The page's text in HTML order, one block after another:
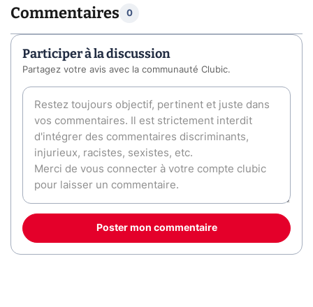
Commentaires 0
Participer à la discussion
Partagez votre avis avec la communauté Clubic.
Poster mon commentaire